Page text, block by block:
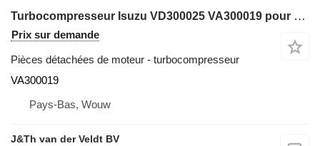
Turbocompresseur Isuzu VD300025 VA300019 pour matériel de TP Hitachi ZX600 ZX800 JD600C ZX650H ZX850H JD800LC ZX670-5G ZX870-5G
Prix sur demande
Pièces détachées de moteur - turbocompresseur
VA300019
Pays-Bas, Wouw
J&Th van der Veldt BV